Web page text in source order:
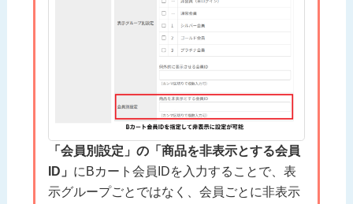
「会員別設定」の「商品を非表示とする会員
ID」 にBカート会員IDを入力することで、表
示グループごとではなく、会員ごとに非表示